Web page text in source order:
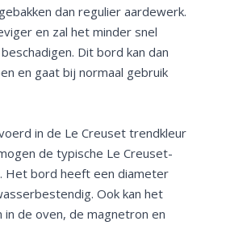
dan regulier aardewerk.
en zal het minder snel
Dit bord kan dan
en gaat bij normaal gebruik
in de Le Creuset trendkleur
de typische Le Creuset-
Het bord heeft een diameter
Ook kan het
de oven, de magnetron en